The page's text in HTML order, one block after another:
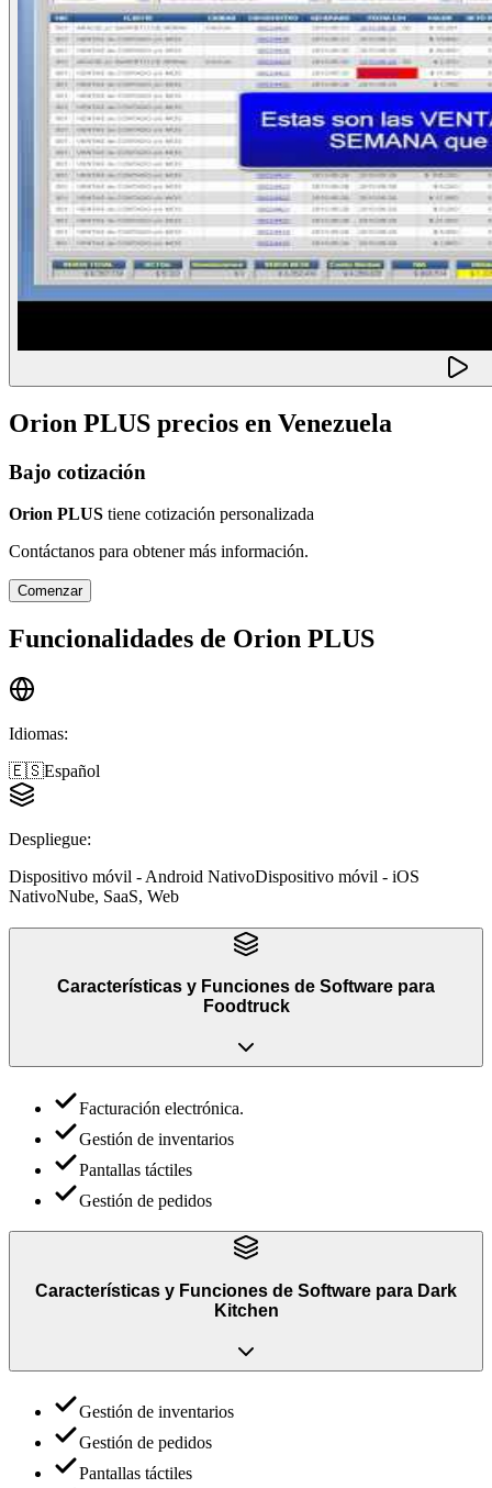
Orion PLUS precios en Venezuela
Bajo cotización
Orion PLUS tiene cotización personalizada
Contáctanos para obtener más información.
Comenzar
Funcionalidades de Orion PLUS
Idiomas:
🇪🇸Español
Despliegue:
Dispositivo móvil - Android NativoDispositivo móvil - iOS
NativoNube, SaaS, Web
Características y Funciones de Software para
Foodtruck
Facturación electrónica.
Gestión de inventarios
Pantallas táctiles
Gestión de pedidos
Características y Funciones de Software para Dark
Kitchen
Gestión de inventarios
Gestión de pedidos
Pantallas táctiles